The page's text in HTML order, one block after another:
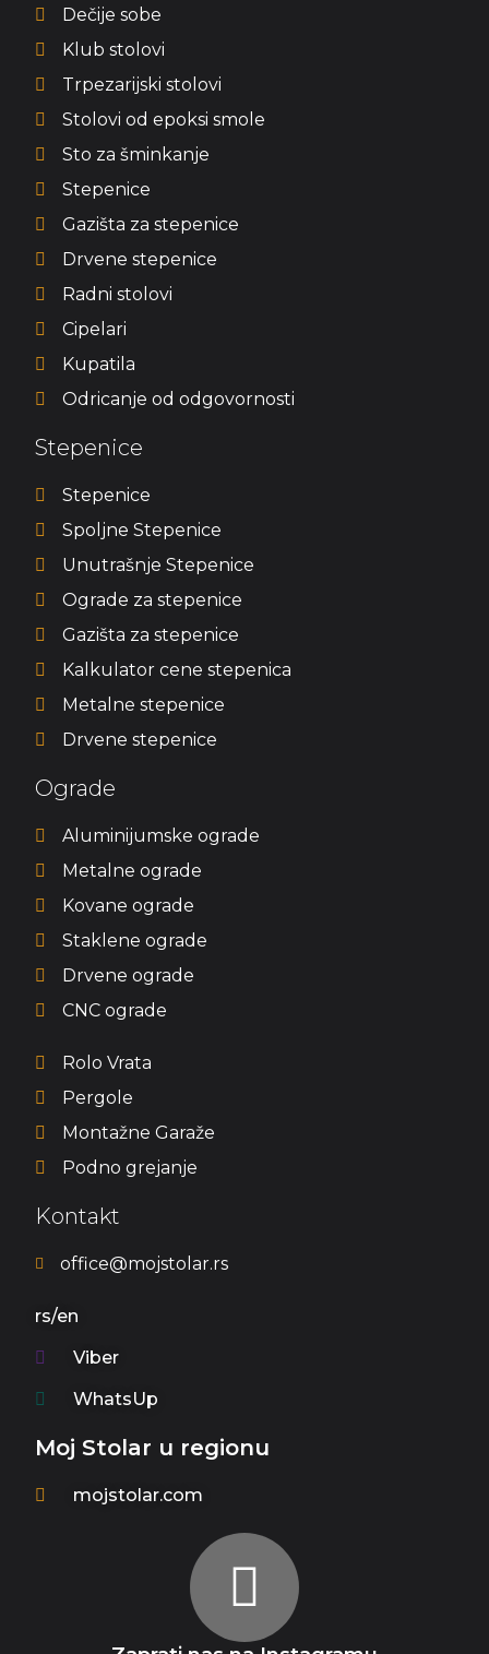
Dečije sobe
Klub stolovi
Trpezarijski stolovi
Stolovi od epoksi smole
Sto za šminkanje
Stepenice
Gazišta za stepenice
Drvene stepenice
Radni stolovi
Cipelari
Kupatila
Odricanje od odgovornosti
Stepenice
Stepenice
Spoljne Stepenice
Unutrašnje Stepenice
Ograde za stepenice
Gazišta za stepenice
Kalkulator cene stepenica
Metalne stepenice
Drvene stepenice
Ograde
Aluminijumske ograde
Metalne ograde
Kovane ograde
Staklene ograde
Drvene ograde
CNC ograde
Rolo Vrata
Pergole
Montažne Garaže
Podno grejanje
Kontakt
office@mojstolar.rs
rs/en
Viber
WhatsUp
Moj Stolar u regionu
mojstolar.com